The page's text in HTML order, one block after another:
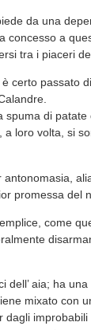
da una
concesso a
tra i piaceri
certo passato
di
loro volta, si
promessa del
come
aia; ha
mixato con
dagli